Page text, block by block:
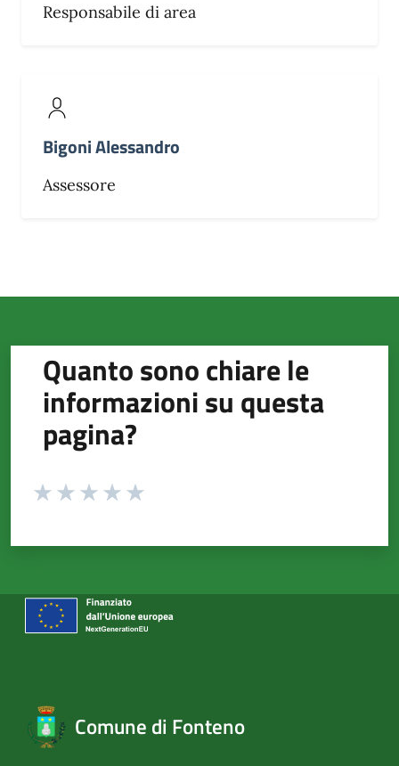
Responsabile di area
Bigoni Alessandro
Assessore
Quanto sono chiare le
informazioni su questa
pagina?
Valuta da 1 a 5 stelle la pagina
Comune di Fonteno